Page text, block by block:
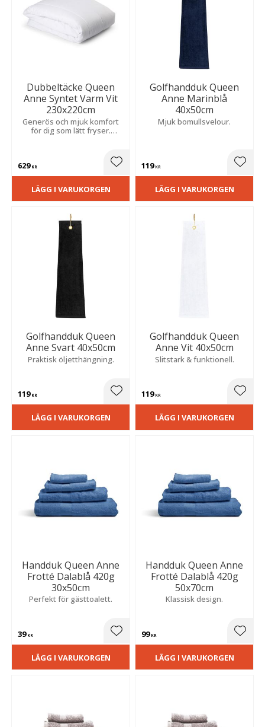
Dubbeltäcke Queen
Anne Syntet Varm Vit
230x220cm
Generös och mjuk komfort
för dig som lätt fryser.
629KR Lägg till i favoriter
LÄGG I VARUKORGEN
Golfhandduk Queen
Anne Marinblå
40x50cm
Mjuk bomullsvelour.
119KR
LÄGG I VARUKORGEN
Golfhandduk Queen
Anne Svart 40x50cm
Praktisk öljetthängning.
119KR Lägg till i favoriter
LÄGG I VARUKORGEN
Golfhandduk Queen
Anne Vit 40x50cm
Slitstark & funktionell.
119KR
LÄGG I VARUKORGEN
Handduk Queen Anne
Frotté Dalablå 420g
30x50cm
Perfekt för gästtoalett.
39KR Lägg till i favoriter
LÄGG I VARUKORGEN
Handduk Queen Anne
Frotté Dalablå 420g
50x70cm
Klassisk design.
99KR
LÄGG I VARUKORGEN